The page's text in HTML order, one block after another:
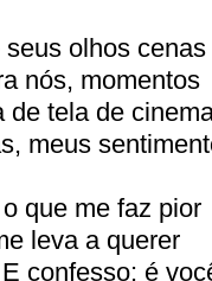
olhos cenas
nós, momentos
de tela de
meus
que me faz pior
leva a querer
confesso: é